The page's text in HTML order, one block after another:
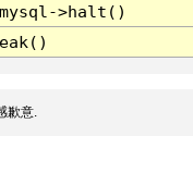
>halt()
歉意.